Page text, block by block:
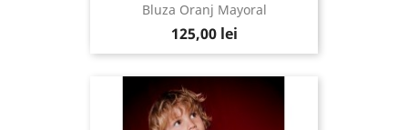
Bluza Oranj Mayoral
125,00 lei